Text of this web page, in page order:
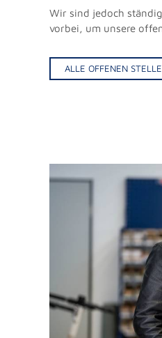
Wir sind jedoch
vorbei, um unsere
ALLE OFFENEN